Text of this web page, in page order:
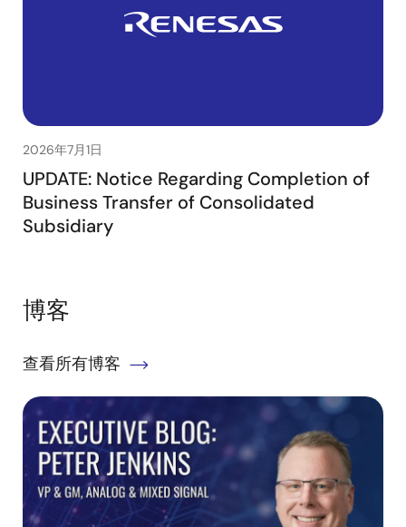
2026年7月1日
UPDATE: Notice Regarding Completion of
Business Transfer of Consolidated
Subsidiary
博客
查看所有博客